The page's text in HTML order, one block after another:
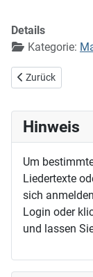
Details
Kategorie:
Vorheriger
Zurück
Hinweis
Um
Liedertexte
sich
Login oder
und lassen